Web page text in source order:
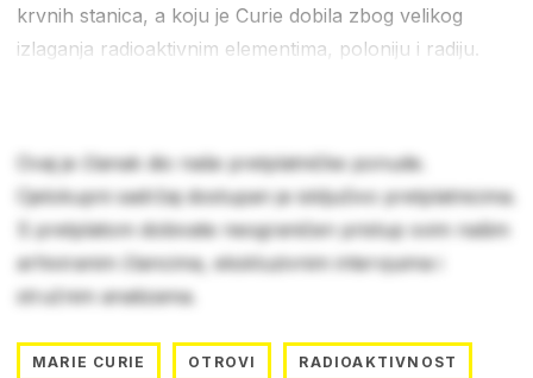
krvnih stanica, a koju je Curie dobila zbog velikog
izlaganja radioaktivnim elementima, poloniju i radiju.
Ovaj je članak dio naše pretplatničke ponude.
Cjelokupni sadržaj dostupan je isključivo pretplatnicima.
S pretplatom dobivate neograničen pristup svim našim
arhiviranim člancima, ekskluzivnim intervjuima i
stručnim analizama.
MARIE CURIE OTROVI RADIOAKTIVNOST